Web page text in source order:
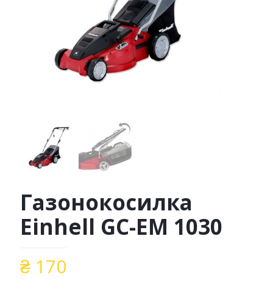
Газонокосилка
Einhell GC-EM 1030
₴ 170